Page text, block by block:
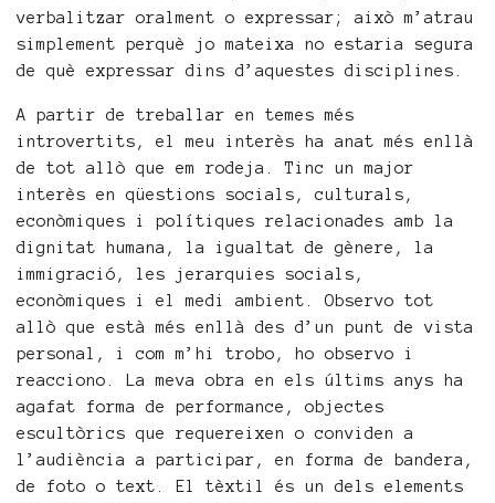
verbalitzar oralment o expressar; això m’atrau
simplement perquè jo mateixa no estaria segura
de què expressar dins d’aquestes disciplines.
A partir de treballar en temes més
introvertits, el meu interès ha anat més enllà
de tot allò que em rodeja. Tinc un major
interès en qüestions socials, culturals,
econòmiques i polítiques relacionades amb la
dignitat humana, la igualtat de gènere, la
immigració, les jerarquies socials,
econòmiques i el medi ambient. Observo tot
allò que està més enllà des d’un punt de vista
personal, i com m’hi trobo, ho observo i
reacciono. La meva obra en els últims anys ha
agafat forma de performance, objectes
escultòrics que requereixen o conviden a
l’audiència a participar, en forma de bandera,
de foto o text. El tèxtil és un dels elements